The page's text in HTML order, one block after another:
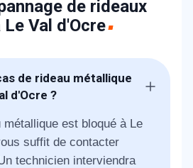
de rideaux
Val d'Ocre
de rideau métallique
d'Ocre ?
est bloqué à Le
suffit de contacter
technicien interviendra